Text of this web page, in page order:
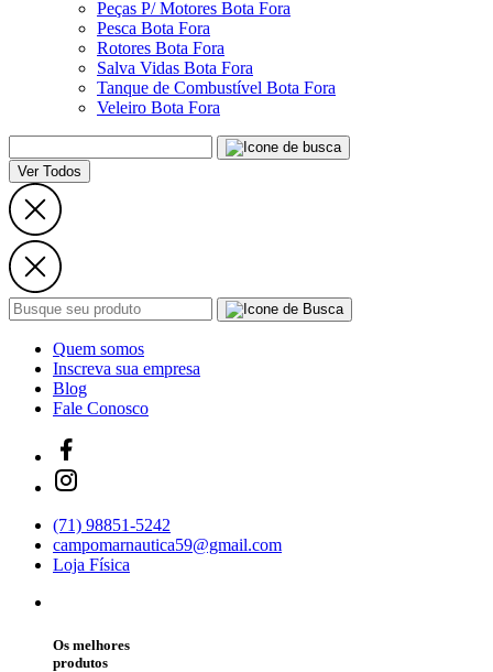
Peças P/ Motores Bota Fora
Pesca Bota Fora
Rotores Bota Fora
Salva Vidas Bota Fora
Tanque de Combustível Bota Fora
Veleiro Bota Fora
Ver Todos
Quem somos
Inscreva sua empresa
Blog
Fale Conosco
(71) 98851-5242
campomarnautica59@gmail.com
Loja Física
Os melhores
produtos